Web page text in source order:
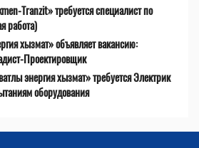
Tranzit» требуется специалист по
работа)
хызмат» объявляет вакансию:
Проектировщик
энергия хызмат» требуется Электрик
оборудования